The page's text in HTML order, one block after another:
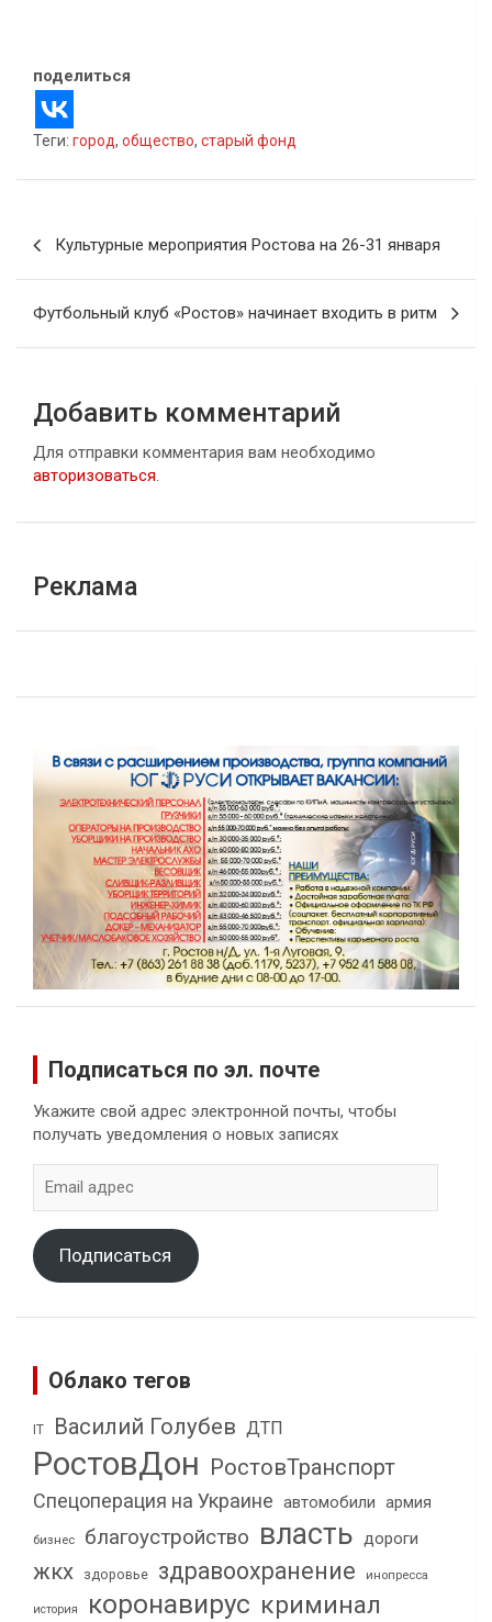
поделиться
Теги: город, общество, старый фонд
записям
Культурные мероприятия Ростова на 26-31 января
Футбольный клуб «Ростов» начинает входить в ритм
Добавить комментарий
Для отправки комментария вам необходимо
авторизоваться.
Реклама
Подписаться по эл. почте
Укажите свой адрес электронной почты, чтобы
получать уведомления о новых записях
адрес
Подписаться
Облако тегов
IT Василий Голубев ДТП
РостовДон РостовТранспорт
Спецоперация на Украине автомобили армия
бизнес благоустройство власть дороги
жкх здоровье здравоохранение инопресса
история коронавирус криминал